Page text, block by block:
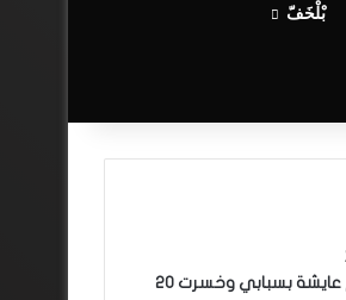
بْلْخَفّ
أيت منا: “الوداد اليوم عايشة بسبابي وخسرت 20